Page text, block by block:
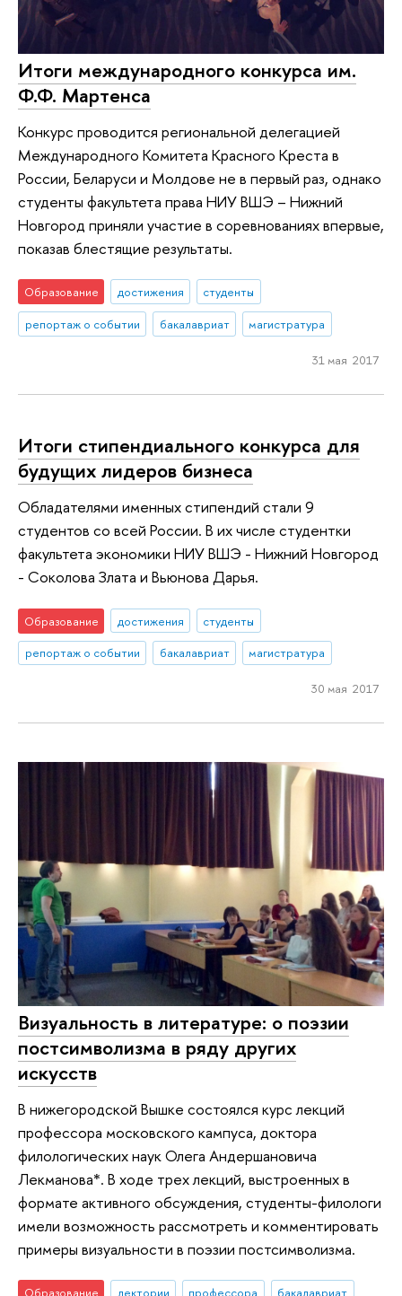
Итоги международного конкурса им.
Ф.Ф. Мартенса
Конкурс проводится региональной делегацией
Международного Комитета Красного Креста в
России, Беларуси и Молдове не в первый раз, однако
студенты факультета права НИУ ВШЭ – Нижний
Новгород приняли участие в соревнованиях впервые,
показав блестящие результаты.
Образование достижения
студенты
репортаж о событии
бакалавриат магистратура
31 мая 2017
Итоги стипендиального конкурса для
будущих лидеров бизнеса
Обладателями именных стипендий стали 9
студентов со всей России. В их числе студентки
факультета экономики НИУ ВШЭ - Нижний Новгород
- Соколова Злата и Вьюнова Дарья.
Образование достижения
студенты
репортаж о событии
бакалавриат магистратура
30 мая 2017
Визуальность в литературе: о поэзии
постсимволизма в ряду других
искусств
В нижегородской Вышке состоялся курс лекций
профессора московского кампуса, доктора
филологических наук Олега Андершановича
Лекманова*. В ходе трех лекций, выстроенных в
формате активного обсуждения, студенты-филологи
имели возможность рассмотреть и комментировать
примеры визуальности в поэзии постсимволизма.
Образование лектории профессора бакалавриат